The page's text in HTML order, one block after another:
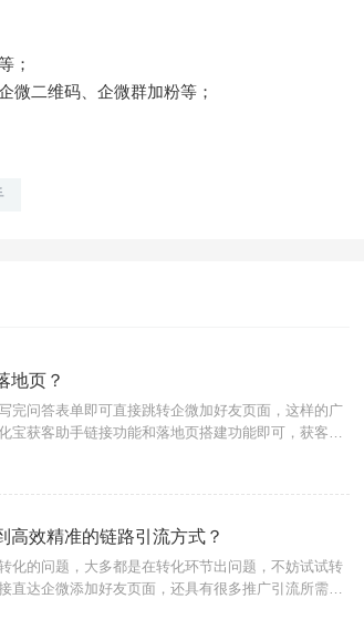
；
微二维码、企微群加粉等；
地页？
完问答表单即可直接跳转企微加好友页面，这样的广
宝获客助手链接功能和落地页搭建功能即可，获客助
页完成流量转化的方式尤其适合商家用户构建私域
高效精准的链路引流方式？
化的问题，大多都是在转化环节出问题，不妨试试转
直达企微添加好友页面，还具有很多推广引流所需功
做到高效精准的链路引流方式？一、活码结合链接